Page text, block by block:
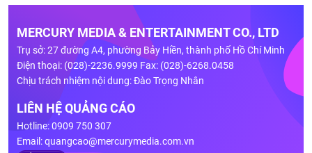
MERCURY MEDIA & ENTERTAINMENT CO., LTD
Trụ sở: 27 đường A4, phường Bảy Hiền, thành phố Hồ Chí Minh
Điện thoại: (028)-2236.9999 Fax: (028)-6268.0458
Chịu trách nhiệm nội dung: Đào Trọng Nhân
LIÊN HỆ QUẢNG CÁO
Hotline: 0909 750 307
Email:quangcao@mercurymedia.com.vn